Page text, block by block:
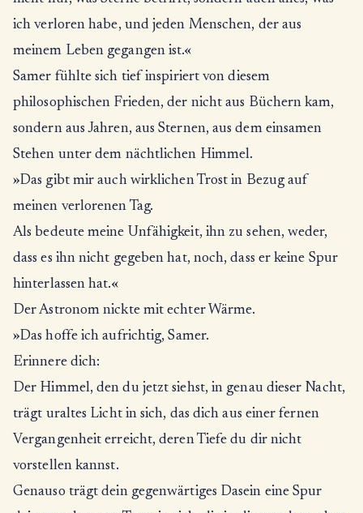
ich verloren habe, und jeden Menschen, der aus
meinem Leben gegangen ist.«
Samer fühlte sich tief inspiriert von diesem
philosophischen Frieden, der nicht aus Büchern kam,
sondern aus Jahren, aus Sternen, aus dem einsamen
Stehen unter dem nächtlichen Himmel.
»Das gibt mir auch wirklichen Trost in Bezug auf
meinen verlorenen Tag.
Als bedeute meine Unfähigkeit, ihn zu sehen, weder,
dass es ihn nicht gegeben hat, noch, dass er keine Spur
hinterlassen hat.«
Der Astronom nickte mit echter Wärme.
»Das hoffe ich aufrichtig, Samer.
Erinnere dich:
Der Himmel, den du jetzt siehst, in genau dieser Nacht,
trägt uraltes Licht in sich, das dich aus einer fernen
Vergangenheit erreicht, deren Tiefe du dir nicht
vorstellen kannst.
Genauso trägt dein gegenwärtiges Dasein eine Spur